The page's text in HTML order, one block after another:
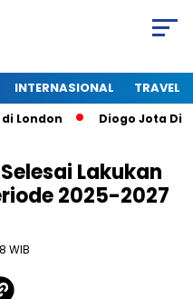
INTERNASIONAL TRAVEL
Diogo Jota Dies in
Lakukan
2025-2027
WIB